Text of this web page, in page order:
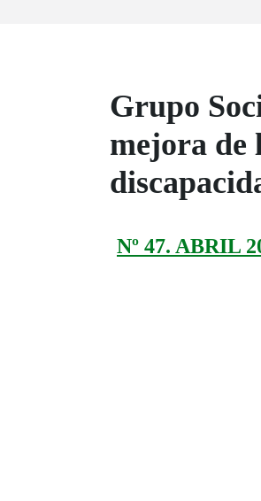
Grupo
mejora de
Nº 47. ABRIL